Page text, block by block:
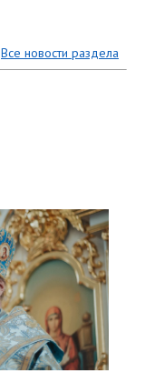
Все новости раздела